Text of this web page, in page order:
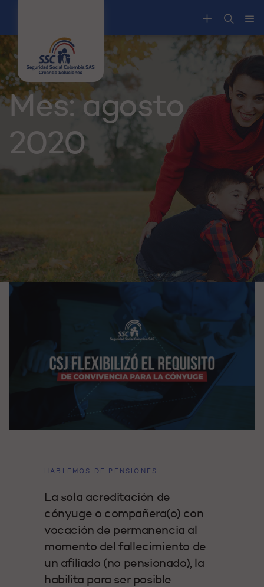
Mes:agosto
2020
HABLEMOS DE PENSIONES
La sola acreditación de
cónyuge o compañera(o) con
vocación de permanencia al
momento del fallecimiento de
un afiliado (no pensionado), la
habilita para ser posible